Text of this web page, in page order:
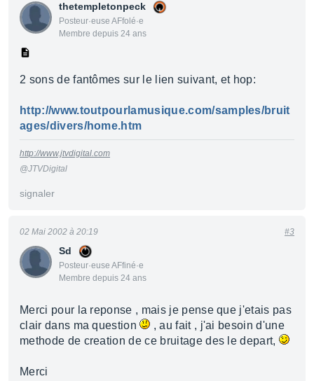
thetempletonpeck
Posteur·euse AFfolé·e
Membre depuis 24 ans
2 sons de fantômes sur le lien suivant, et hop:
http://www.toutpourlamusique.com/samples/bruit
ages/divers/home.htm
http://www.jtvdigital.com
@JTVDigital
signaler
Sd
Posteur·euse AFfiné·e
Membre depuis 24 ans
02 Mai 2002 à 20:19 #3
Merci pour la reponse , mais je pense que j'etais pas
clair dans ma question
, au fait , j'ai besoin d'une
methode de creation de ce bruitage des le depart,
Merci